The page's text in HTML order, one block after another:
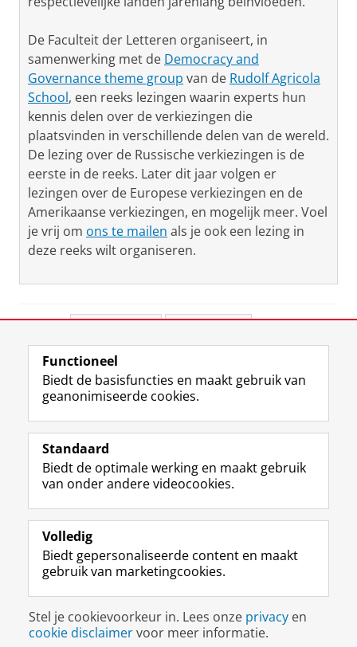
De Faculteit der Letteren organiseert, in
samenwerking met de Democracy and
Governance theme group van de Rudolf Agricola
School, een reeks lezingen waarin experts hun
kennis delen over de verkiezingen die
plaatsvinden in verschillende delen van de wereld.
De lezing over de Russische verkiezingen is de
eerste in de reeks. Later dit jaar volgen er
lezingen over de Europese verkiezingen en de
Amerikaanse verkiezingen, en mogelijk meer. Voel
je vrij om ons te mailen als je ook een lezing in
deze reeks wilt organiseren.
View this page in:English
Volg ons op
T
w
t
t
r
r
o
i
e
l
I
n
t
a
r
m
-
c
c
o
L
i
k
I
-
g
i
n
Y
o
T
e
k
a
a
l
Studiekiezers
Alumni
Over ons
Disclaimer & Copyright
Inloggen
Functioneel
Biedt de basisfuncties en maakt gebruik van
geanonimiseerde cookies.
Standaard
Biedt de optimale werking en maakt gebruik
van onder andere videocookies.
Volledig
Biedt gepersonaliseerde content en maakt
gebruik van marketingcookies.
Stel je cookievoorkeur in. Lees onze privacy en
cookie disclaimervoor meer informatie.